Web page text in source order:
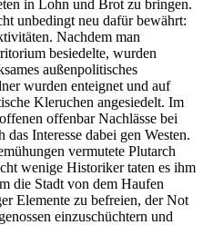
in Lohn und Brot zu bringen.
unbedingt neu dafür bewährt:
Nachdem man
besiedelte, wurden
außenpolitisches
wurden enteignet und auf
Kleruchen angesiedelt. Im
offenbar Nachlässe bei
Interesse dabei gen Westen.
vermutete Plutarch
wenige Historiker taten es ihm
die Stadt von dem Haufen
Elemente zu befreien, der Not
einzuschüchtern und